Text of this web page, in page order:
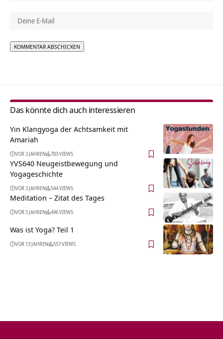
Das könnte dich auch interessieren
Yin Klangyoga der Achtsamkeit mit
Amariah
VOR 3 JAHREN 783 VIEWS
YVS640 Neugeistbewegung und
Yogageschichte
VOR 3 JAHREN 544 VIEWS
Meditation – Zitat des Tages
VOR 5 JAHREN 496 VIEWS
Was ist Yoga? Teil 1
VOR 13 JAHREN 557 VIEWS